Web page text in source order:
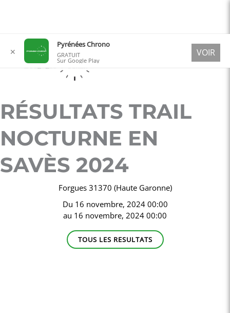
contenu
RÉSULTATS TRAIL
NOCTURNE EN
SAVÈS 2024
Forgues 31370 (Haute Garonne)
Du 16 novembre, 2024 00:00
au 16 novembre, 2024 00:00
TOUS LES RESULTATS
✕
Pyrénées Chrono
GRATUIT
Sur Google Play
VOIR